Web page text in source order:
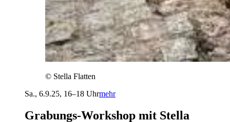
© Stella Flatten
Sa., 6.9.25, 16–18 Uhrmehr
Grabungs-Workshop mit Stella